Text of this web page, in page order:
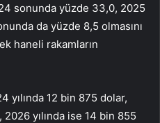
sonunda yüzde 33,0, 2025
da yüzde 8,5 olmasını
haneli rakamların
yılında 12 bin 875 dolar,
2026 yılında ise 14 bin 855